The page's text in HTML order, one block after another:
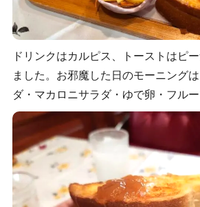
ドリンクはカルピス、トーストはピ
ました。お邪魔した日のモーニング
ダ・マカロニサラダ・ゆで卵・フルー